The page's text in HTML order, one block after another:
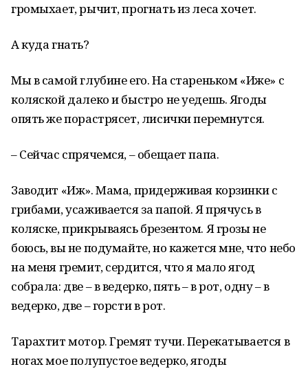
громыхает, рычит, прогнать из леса хочет.
А куда гнать?
Мы в самой глубине его. На стареньком «Иже» с
коляской далеко и быстро не уедешь. Ягоды
опять же порастрясет, лисички перемнутся.
– Сейчас спрячемся, – обещает папа.
Заводит «Иж». Мама, придерживая корзинки с
грибами, усаживается за папой. Я прячусь в
коляске, прикрываясь брезентом. Я грозы не
боюсь, вы не подумайте, но кажется мне, что небо
на меня гремит, сердится, что я мало ягод
собрала: две – в ведерко, пять – в рот, одну – в
ведерко, две – горсти в рот.
Тарахтит мотор. Гремят тучи. Перекатывается в
ногах мое полупустое ведерко, ягоды